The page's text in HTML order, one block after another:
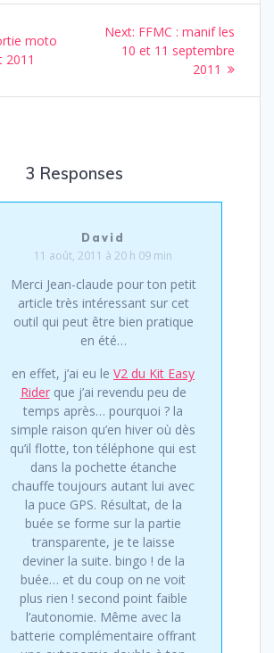
moto
2011
Next: Next
post:
FFMC : manif les
10 et 11 septembre
2011
3 Responses
David
11 août, 2011 à 20 h 09 min
Merci Jean-claude pour ton petit
article très intéressant sur cet
outil qui peut être bien pratique
en été…
en effet, j’ai eu le V2 du Kit Easy
Riderque j’ai revendu peu de
temps après… pourquoi ? la
simple raison qu’en hiver où dès
qu’il flotte, ton téléphone qui est
dans la pochette étanche
chauffe toujours autant lui avec
la puce GPS. Résultat, de la
buée se forme sur la partie
transparente, je te laisse
deviner la suite. bingo ! de la
buée… et du coup on ne voit
plus rien ! second point faible
l’autonomie. Même avec la
batterie complémentaire offrant